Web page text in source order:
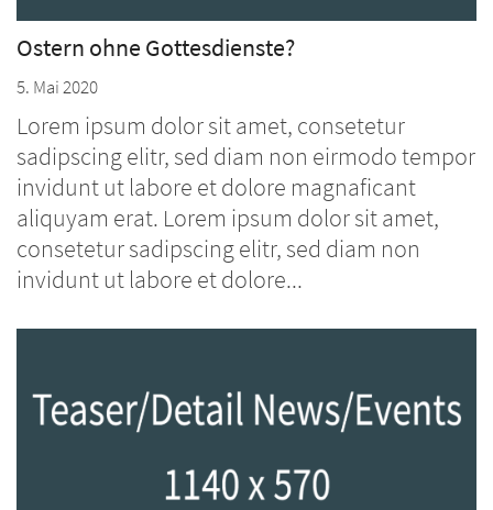
Ostern ohne Gottesdienste?
5. Mai 2020
Lorem ipsum dolor sit amet, consetetur
sadipscing elitr, sed diam non eirmodo tempor
invidunt ut labore et dolore magnaficant
aliquyam erat. Lorem ipsum dolor sit amet,
consetetur sadipscing elitr, sed diam non
invidunt ut labore et dolore...